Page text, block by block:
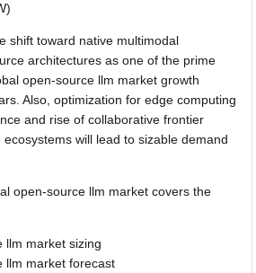
shift toward native multimodal
architectures as one of the prime
open-source llm market growth
Also, optimization for edge computing
and rise of collaborative frontier
will lead to sizable demand
open-source llm market covers the
llm market sizing
llm market forecast